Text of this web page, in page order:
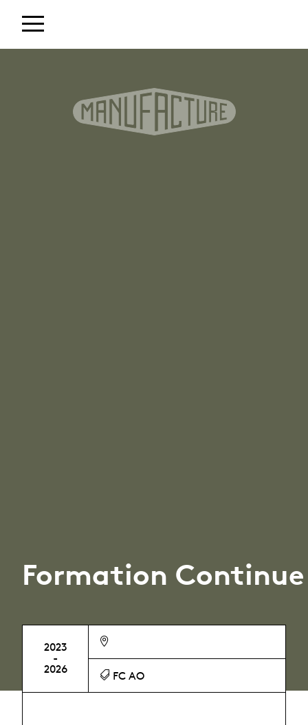
Formation Continue
2023
-
2026
FC AO